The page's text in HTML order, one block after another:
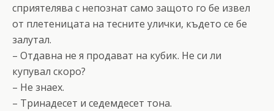
сприятелява с непознат само защото го бе извел
от плетеницата на тесните улички, където се бе
залутал.
– Отдавна не я продават на кубик. Не си ли
купувал скоро?
– Не знаех.
– Тринадесет и седемдесет тона.